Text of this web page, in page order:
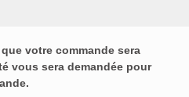
votre commande sera
vous sera demandée pour